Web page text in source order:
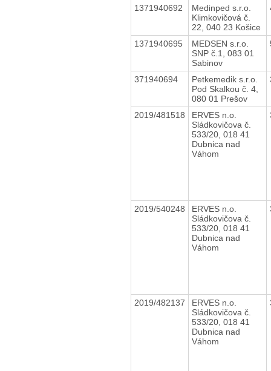
1371940692
Medinped s.r.o.
Klimkovičová č.
22, 040 23 Košice
1371940695
MEDSEN s.r.o.
SNP č.1, 083 01
Sabinov
371940694
Petkemedik s.r.o.
Pod Skalkou č. 4,
080 01 Prešov
2019/481518
ERVES n.o.
Sládkovičova č.
533/20, 018 41
Dubnica nad
Váhom
2019/540248
ERVES n.o.
Sládkovičova č.
533/20, 018 41
Dubnica nad
Váhom
2019/482137
ERVES n.o.
Sládkovičova č.
533/20, 018 41
Dubnica nad
Váhom